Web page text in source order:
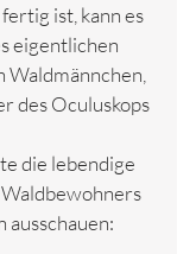
ist, kann es
eigentlichen
des Oculuskops
die lebendige